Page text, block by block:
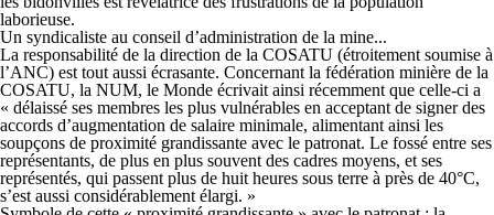
laborieuse.
Un syndicaliste au conseil d’administration de la mine...
La responsabilité de la direction de la COSATU (étroitement soumise à
l’ANC) est tout aussi écrasante. Concernant la fédération minière de la
COSATU, la NUM, le Monde écrivait ainsi récemment que celle-ci a
« délaissé ses membres les plus vulnérables en acceptant de signer des
accords d’augmentation de salaire minimale, alimentant ainsi les
soupçons de proximité grandissante avec le patronat. Le fossé entre ses
représentants, de plus en plus souvent des cadres moyens, et ses
représentés, qui passent plus de huit heures sous terre à près de 40°C,
s’est aussi considérablement élargi. »